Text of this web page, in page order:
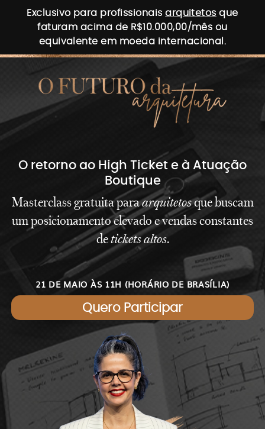
Exclusivo para profissionaisarquitetos que
faturam acima de R$10.000,00/mês ou
equivalente em moeda internacional.
O retorno ao High Ticket e à Atuação
Boutique
Masterclass gratuita paraarquitetosque buscam
um posicionamento elevado e vendas constantes
detickets altos.
21 DE MAIO ÀS 11H (HORÁRIO DE BRASÍLIA)
Quero Participar